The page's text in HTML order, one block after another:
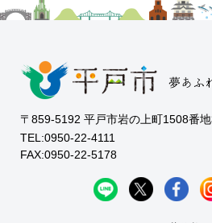
〒859-5192 平戸市岩の上町1508番
TEL:0950-22-4111
FAX:0950-22-5178